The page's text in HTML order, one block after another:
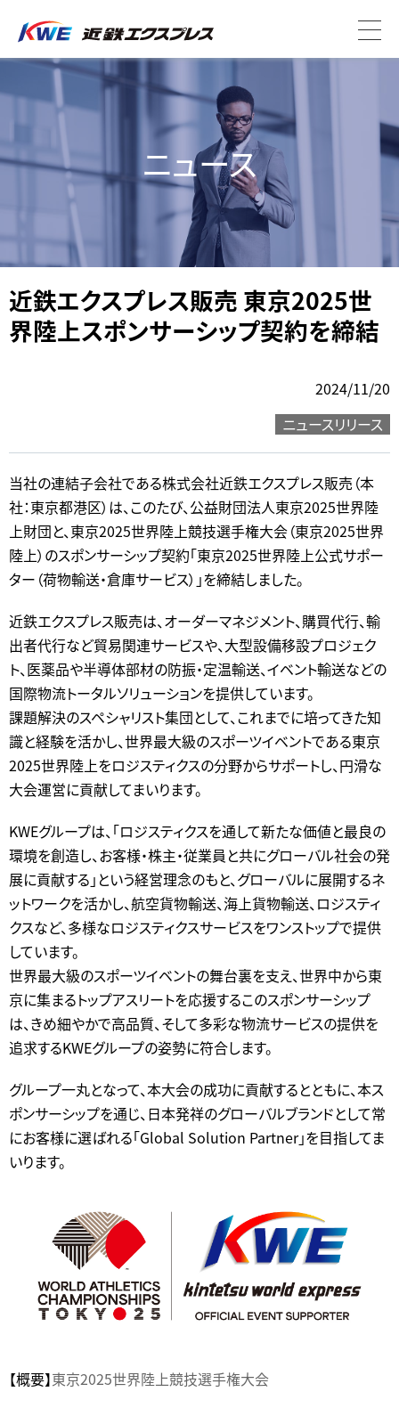
ニュース
近鉄エクスプレス販売 東京2025世
界陸上スポンサーシップ契約を締結
2024/11/20
ニュースリリース
当社の連結子会社である株式会社近鉄エクスプレス販売（本
社：東京都港区）は、このたび、公益財団法人東京2025世界陸
上財団と、東京2025世界陸上競技選手権大会（東京2025世界
陸上）のスポンサーシップ契約「東京2025世界陸上公式サポー
ター（荷物輸送・倉庫サービス）」を締結しました。
近鉄エクスプレス販売は、オーダーマネジメント、購買代行、輸
出者代行など貿易関連サービスや、大型設備移設プロジェク
ト、医薬品や半導体部材の防振・定温輸送、イベント輸送などの
国際物流トータルソリューションを提供しています。
課題解決のスペシャリスト集団として、これまでに培ってきた知
識と経験を活かし、世界最大級のスポーツイベントである東京
2025世界陸上をロジスティクスの分野からサポートし、円滑な
大会運営に貢献してまいります。
KWEグループは、「ロジスティクスを通して新たな価値と最良の
環境を創造し、お客様・株主・従業員と共にグローバル社会の発
展に貢献する」という経営理念のもと、グローバルに展開するネ
ットワークを活かし、航空貨物輸送、海上貨物輸送、ロジスティ
クスなど、多様なロジスティクスサービスをワンストップで提供
しています。
世界最大級のスポーツイベントの舞台裏を支え、世界中から東
京に集まるトップアスリートを応援するこのスポンサーシップ
は、きめ細やかで高品質、そして多彩な物流サービスの提供を
追求するKWEグループの姿勢に符合します。
グループ一丸となって、本大会の成功に貢献するとともに、本ス
ポンサーシップを通じ、日本発祥のグローバルブランドとして常
にお客様に選ばれる「Global Solution Partner」を目指してま
いります。
【概要】東京2025世界陸上競技選手権大会